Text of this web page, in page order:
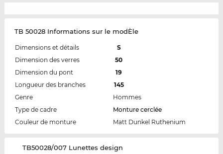
TB 50028 Informations sur le modÈle
Dimensions et détails
S
Dimension des verres
50
Dimension du pont
19
Longueur des branches
145
Genre
Hommes
Type de cadre
Monture cerclée
Couleur de monture
Matt Dunkel Ruthenium
‌TB50028/007 Lunettes design